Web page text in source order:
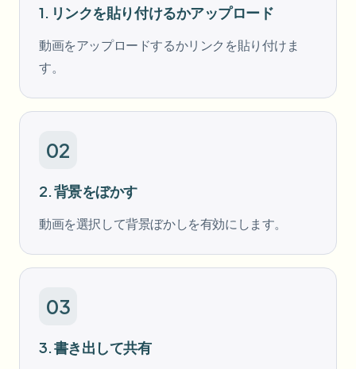
一括動画ぼかし
アップロード、ジョブ、ウェブフックを自動化
お問い合わせフォーム
ビデオインテリジェンス
一括背景除去
1. リンクを貼り付けるかアップロード
動画をアップロードするかリンクを貼り付けま
す。
02
2. 背景をぼかす
動画を選択して背景ぼかしを有効にします。
03
3. 書き出して共有